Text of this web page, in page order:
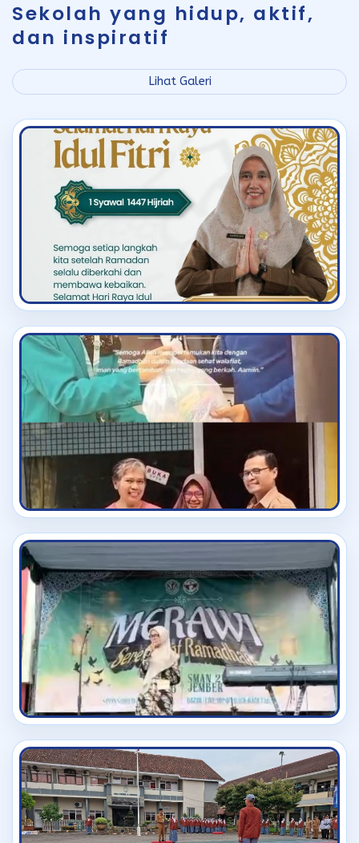
Sekolah yang hidup, aktif,
dan inspiratif
Lihat Galeri